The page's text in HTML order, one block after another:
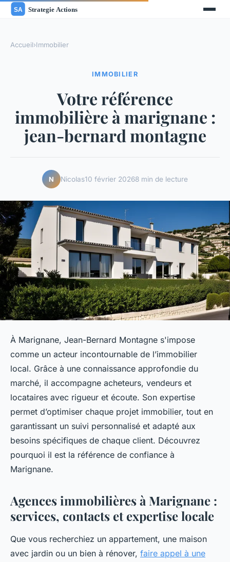
Accueil›Immobilier
IMMOBILIER
Votre référence
immobilière à marignane :
jean-bernard montagne
N Nicolas10 février 20268 min de lecture
À Marignane, Jean-Bernard Montagne s'impose
comme un acteur incontournable de l’immobilier
local. Grâce à une connaissance approfondie du
marché, il accompagne acheteurs, vendeurs et
locataires avec rigueur et écoute. Son expertise
permet d’optimiser chaque projet immobilier, tout en
garantissant un suivi personnalisé et adapté aux
besoins spécifiques de chaque client. Découvrez
pourquoi il est la référence de confiance à
Marignane.
Agences immobilières à Marignane :
services, contacts et expertise locale
Que vous recherchiez un appartement, une maison
avec jardin ou un bien à rénover, faire appel à une